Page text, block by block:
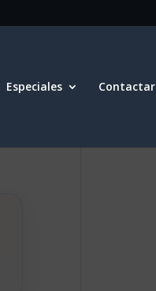
Especiales Contactar